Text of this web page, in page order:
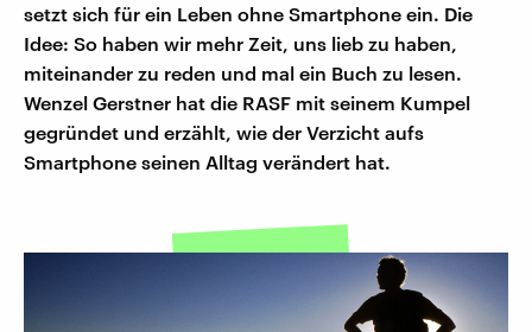
setzt sich für ein Leben ohne Smartphone ein. Die
Idee: So haben wir mehr Zeit, uns lieb zu haben,
miteinander zu reden und mal ein Buch zu lesen.
Wenzel Gerstner hat die RASF mit seinem Kumpel
gegründet und erzählt, wie der Verzicht aufs
Smartphone seinen Alltag verändert hat.